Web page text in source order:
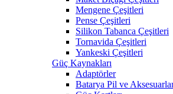
Mengene Çeşitleri
Pense Çeşitleri
Silikon Tabanca Çeşitleri
Tornavida Çeşitleri
Yankeski Çeşitleri
Güç Kaynakları
Adaptörler
Batarya Pil ve